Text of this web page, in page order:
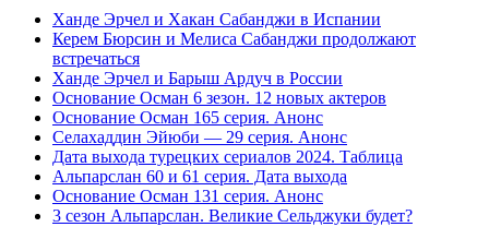
Ханде Эрчел и Хакан Сабанджи в Испании
Керем Бюрсин и Мелиса Сабанджи продолжают
встречаться
Ханде Эрчел и Барыш Ардуч в России
Основание Осман 6 зезон. 12 новых актеров
Основание Осман 165 серия. Анонс
Селахаддин Эйюби — 29 серия. Анонс
Дата выхода турецких сериалов 2024. Таблица
Альпарслан 60 и 61 серия. Дата выхода
Основание Осман 131 серия. Анонс
3 сезон Альпарслан. Великие Сельджуки будет?